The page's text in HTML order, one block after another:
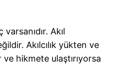
Akıl
Akılcılık yükten ve
hikmete ulaştırıyorsa